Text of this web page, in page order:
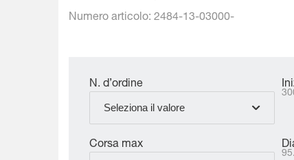
Numero articolo:2484-13-03000-
N. d’ordine
Seleziona il valore
Corsa max